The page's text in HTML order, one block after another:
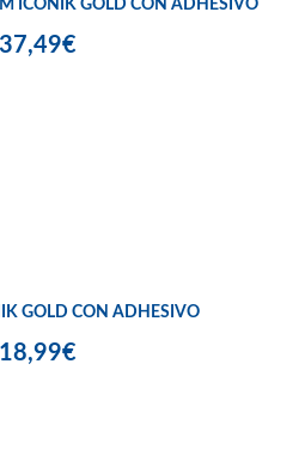
ICONIK GOLD CON ADHESIVO
37,49€
GOLD CON ADHESIVO
18,99€